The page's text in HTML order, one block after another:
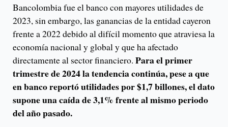
Bancolombia fue el banco con mayores utilidades de
2023, sin embargo, las ganancias de la entidad cayeron
frente a 2022 debido al difícil momento que atraviesa la
economía nacional y global y que ha afectado
directamente al sector financiero. Para el primer
trimestre de 2024 la tendencia continúa, pese a que
en banco reportó utilidades por $1,7 billones, el dato
supone una caída de 3,1% frente al mismo periodo
del año pasado.